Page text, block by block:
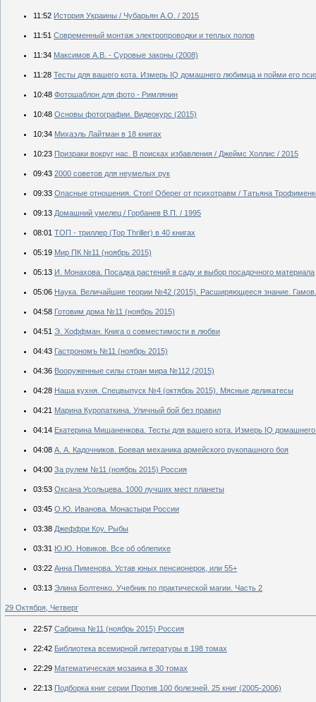
11:52 История Украины / Чубарьян А.О. / 2015
11:51 Современный монтаж электропроводки и теплых полов
11:34 Максимов А.В. - Суровые законы (2008)
11:28 Тесты для вашего кота. Измерь IQ домашнего любимца и пойми его
10:48 Фотошаблон для фото - Римлянин
10:48 Основы фотографии. Видеокурс (2015)
10:34 Михаэль Лайтман в 18 книгах
10:23 Призраки вокруг нас. В поисках избавления / Джеймс Холлис / 2015
09:43 2000 советов для неумелых рук
09:33 Опасные отношения. Стоп! Оберег от психотравм / Татьяна
09:13 Домашний умелец / Горбанев В.П. / 1995
08:01 ТОП - триллер (Top Thriller) в 40 книгах
05:19 Мир ПК №11 (ноябрь 2015)
05:13 И. Монахова. Посадка растений в саду и выбор посадочного материала
05:06 Наука. Величайшие теории №42 (2015). Расширяющееся знание.
04:58 Готовим дома №11 (ноябрь 2015)
04:51 Э. Хоффман. Книга о совместимости в любви
04:43 Гастрономъ №11 (ноябрь 2015)
04:36 Вооруженные силы стран мира №112 (2015)
04:28 Наша кухня. Спецвыпуск №4 (октябрь 2015). Мясные деликатесы
04:21 Марина Куропаткина. Уличный бой без правил
04:14 Екатерина Мишаненкова. Тесты для вашего кота. Измерь IQ
04:08 А. А. Кадочников. Боевая механика армейского рукопашного боя
04:00 За рулем №11 (ноябрь 2015) Россия
03:53 Оксана Усольцева. 1000 лучших мест планеты
03:45 О.Ю. Иванова. Монастыри России
03:38 Джеффри Коу. Рыбы
03:31 Ю.Ю. Новиков. Все об облепихе
03:22 Анна Пименова. Устав юных пенсионерок, или 55+
03:13 Элина Болтенко. Учебник по практической магии. Часть 2
29 Октября, Четверг
22:57 Сабрина №11 (ноябрь 2015) Россия
22:42 Библиотека всемирной литературы в 198 томах
22:29 Математическая мозаика в 30 томах
22:13 Подборка книг серии Против 100 болезней. 25 книг (2005-2006)